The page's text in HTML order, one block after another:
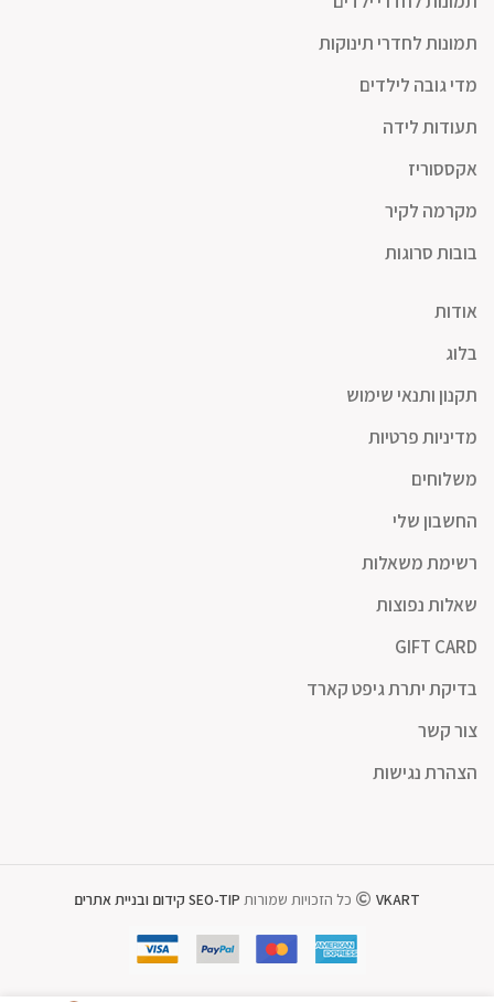
תמונות לחדרי תינוקות
מדי גובה לילדים
תעודות לידה
אקססוריז
מקרמה לקיר
בובות סרוגות
אודות
בלוג
תקנון ותנאי שימוש
מדיניות פרטיות
משלוחים
החשבון שלי
רשימת משאלות
שאלות נפוצות
GIFT CARD
בדיקת יתרת גיפט קארד
צור קשר
הצהרת נגישות
VKART כל הזכויות שמורות SEO-TIP קידום ובניית אתרים